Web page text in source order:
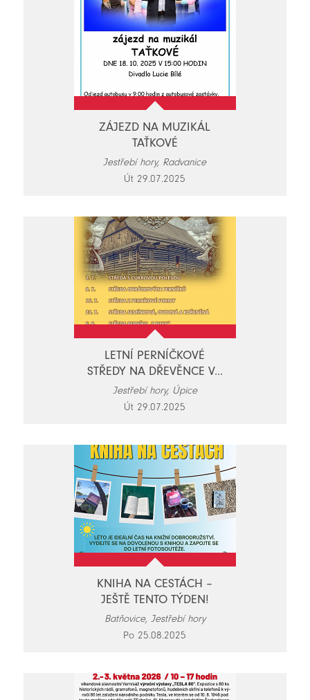
ZÁJEZD NA MUZIKÁL
TAŤKOVÉ
Jestřebí hory, Radvanice
Út 29.07.2025
LETNÍ PERNÍČKOVÉ
STŘEDY NA DŘEVĚNCE V...
Jestřebí hory, Úpice
Út 29.07.2025
KNIHA NA CESTÁCH –
JEŠTĚ TENTO TÝDEN!
Batňovice, Jestřebí hory
Po 25.08.2025